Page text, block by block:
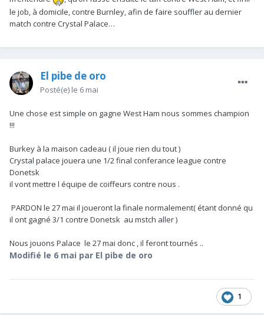
le job, à domicile, contre Burnley, afin de faire souffler au dernier
match contre Crystal Palace…
El pibe de oro
Posté(e) le 6 mai
Une chose est simple on gagne West Ham nous sommes champion
!!!
Burkey à la maison cadeau ( il joue rien du tout )
Crystal palace jouera une 1/2 final conferance league contre
Donetsk
il vont mettre l équipe de coiffeurs contre nous .
PARDON le 27 mai il joueront la finale normalement( étant donné qu
il ont gagné 3/1 contre Donetsk au mstch aller )
Nous jouons Palace le 27 mai donc , il feront tournés ..
Modifié le 6 mai par El pibe de oro
1